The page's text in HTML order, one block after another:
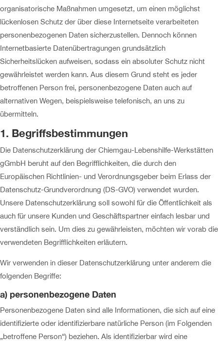
organisatorische Maßnahmen umgesetzt, um einen möglichst
lückenlosen Schutz der über diese Internetseite verarbeiteten
personenbezogenen Daten sicherzustellen. Dennoch können
Internetbasierte Datenübertragungen grundsätzlich
Sicherheitslücken aufweisen, sodass ein absoluter Schutz nicht
gewährleistet werden kann. Aus diesem Grund steht es jeder
betroffenen Person frei, personenbezogene Daten auch auf
alternativen Wegen, beispielsweise telefonisch, an uns zu
übermitteln.
1. Begriffsbestimmungen
Die Datenschutzerklärung der Chiemgau-Lebenshilfe-Werkstätten
gGmbH beruht auf den Begrifflichkeiten, die durch den
Europäischen Richtlinien- und Verordnungsgeber beim Erlass der
Datenschutz-Grundverordnung (DS-GVO) verwendet wurden.
Unsere Datenschutzerklärung soll sowohl für die Öffentlichkeit als
auch für unsere Kunden und Geschäftspartner einfach lesbar und
verständlich sein. Um dies zu gewährleisten, möchten wir vorab die
verwendeten Begrifflichkeiten erläutern.
Wir verwenden in dieser Datenschutzerklärung unter anderem die
folgenden Begriffe:
a) personenbezogene Daten
Personenbezogene Daten sind alle Informationen, die sich auf eine
identifizierte oder identifizierbare natürliche Person (im Folgenden
„betroffene Person“) beziehen. Als identifizierbar wird eine